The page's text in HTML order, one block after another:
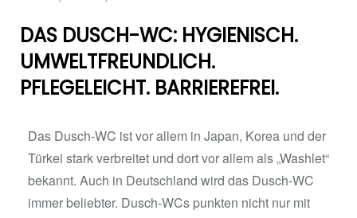
DAS DUSCH-WC: HYGIENISCH.
UMWELTFREUNDLICH.
PFLEGELEICHT. BARRIEREFREI.
Das Dusch-WC ist vor allem in Japan, Korea und der
Türkei stark verbreitet und dort vor allem als „Washlet“
bekannt. Auch in Deutschland wird das Dusch-WC
immer beliebter. Dusch-WCs punkten nicht nur mit